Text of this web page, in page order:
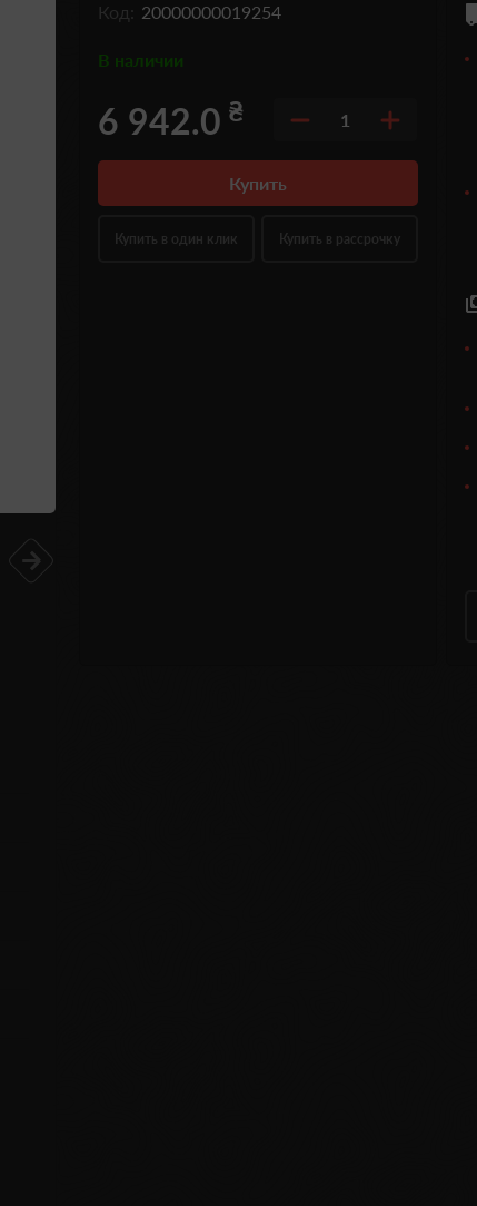
Код: 20000000019254
В наличии
6 942.0 ₴ 1
Купить
Купить в один клик Купить в рассрочку